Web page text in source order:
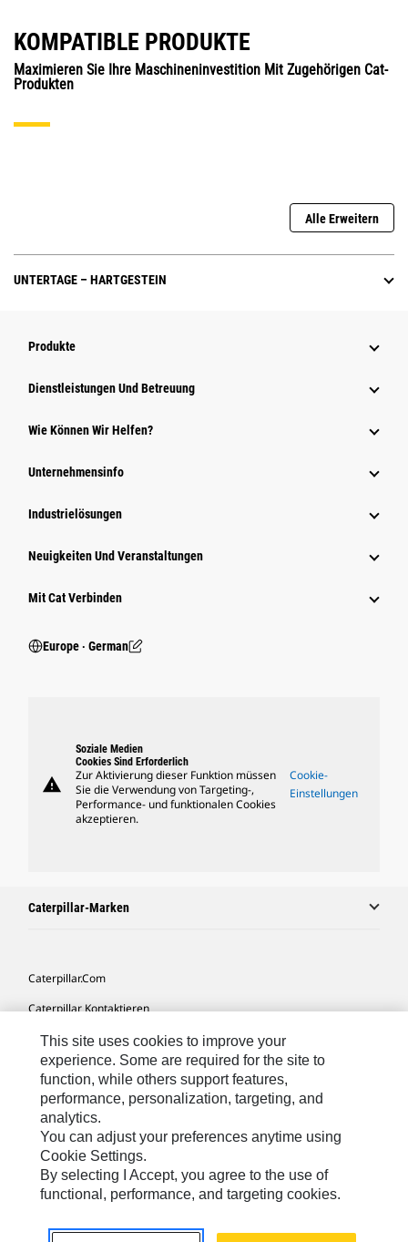
KOMPATIBLE PRODUKTE
Maximieren Sie Ihre Maschineninvestition Mit Zugehörigen Cat-
Produkten
Alle Erweitern
UNTERTAGE – HARTGESTEIN
Produkte
Dienstleistungen Und Betreuung
Wie Können Wir Helfen?
Unternehmensinfo
Industrielösungen
Neuigkeiten Und Veranstaltungen
Mit Cat Verbinden
Europe ‧ German
warning
Soziale Medien
Cookies Sind Erforderlich
Zur Aktivierung dieser Funktion müssen
Sie die Verwendung von Targeting-,
Performance- und funktionalen Cookies
akzeptieren.
Cookie-
Einstellungen
Caterpillar-Marken
Caterpillar.com
Caterpillar Kontaktieren
Meine Marketing-Präferenzen
Seitenübersicht
Cookie Settings
Rechtliche Hinweise
Datenschutz
Europe-German© 2026 Caterpillar. Alle Rechte vorbehalten.
This site uses cookies to improve your
experience. Some are required for the site to
function, while others support features,
performance, personalization, targeting, and
analytics.
You can adjust your preferences anytime using
Cookie Settings.
By selecting I Accept, you agree to the use of
functional, performance, and targeting cookies.